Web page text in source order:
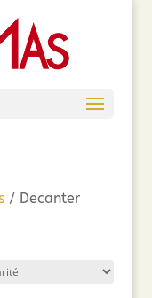
/ Decanter